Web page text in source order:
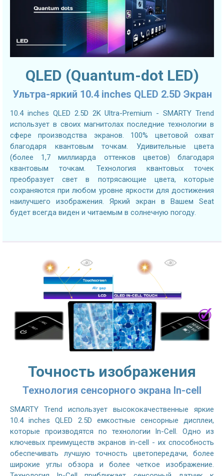
QLED (Quantum-dot LED)
Ультра-яркий 10.4 inches QLED 2.5D Экран
10.4 inches QLED 2.5D 2K Ultra-Premium - SMARTY Trend
использует в своих магнитолах последние технологии в
сфере производства экранов. 100% цветовой охват
благодаря квантовым точкам. Удивительные цвета
(более 1,7 миллиарда оттенков цветов) благодаря
квантовым точкам. Технология квантовых точек
преобразует свет в потрясающие цвета, которые
сохраняются при любом уровне яркости для достижения
наилучшего изображения. Яркий экран в Вашем Seat
будет всегда виден и читаемым в солнечную погоду.
Точность изображения
Технология сенсорного экрана In-cell
SMARTY Trend использует высококачественные яркие
10.4 inches QLED 2.5D емкостные сенсорные дисплеи,
которые производятся по технологии In-Cell. Одно из
ключевых преимуществ экранов in-cell - их способность
обеспечивать лучшую точность цветопередачи, более
широкие углы обзора и более четкое изображение.